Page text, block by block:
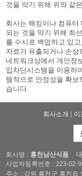
것을 막기 위해 위와 같
회사는 해킹이나 컴퓨
되는 것을 막기 위해 최
를 수시로 백업하고 있
자료가 유출되거나 손상
네트워크상에서 개인정
입차단시스템을 이용하
템적으로 안정성을 확보
습니다.
회사소개 | 이
회사명 : 홍천남산식품
사업자등록번호 : 223-02-
주소 : 강원 홍천군 홍천읍